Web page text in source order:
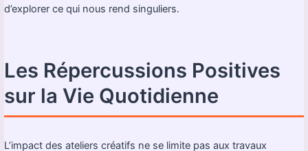
d’explorer ce qui nous rend singuliers.
Les Répercussions Positives
sur la Vie Quotidienne
L’impact des ateliers créatifs ne se limite pas aux travaux